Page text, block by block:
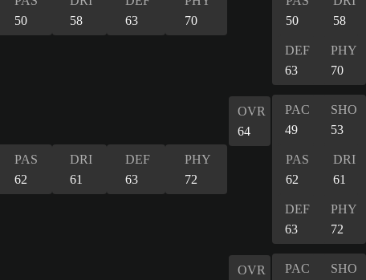
50
58
63
70
50
58
DEF
63
PHY
70
PAS
62
DRI
61
DEF
63
PHY
72
OVR
64
PAC
49
SHO
53
PAS
62
DRI
61
DEF
63
PHY
72
OVR
PAC
SHO